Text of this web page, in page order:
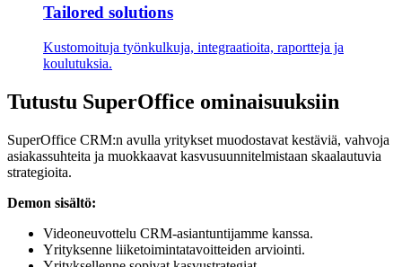
Tailored solutions
Kustomoituja työnkulkuja, integraatioita, raportteja ja
koulutuksia.
Tutustu SuperOffice ominaisuuksiin
SuperOffice CRM:n avulla yritykset muodostavat kestäviä, vahvoja
asiakassuhteita ja muokkaavat kasvusuunnitelmistaan skaalautuvia
strategioita.
Demon sisältö:
Videoneuvottelu CRM-asiantuntijamme kanssa.
Yrityksenne liiketoimintatavoitteiden arviointi.